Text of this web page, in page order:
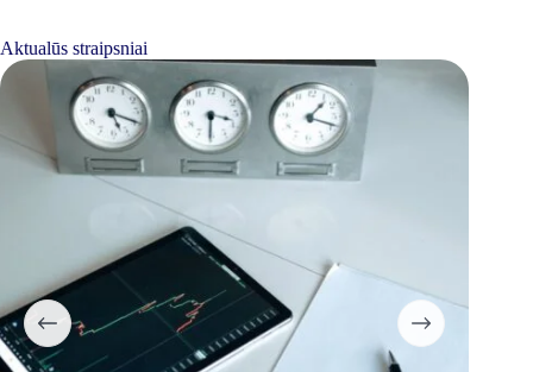
Aktualūs straipsniai